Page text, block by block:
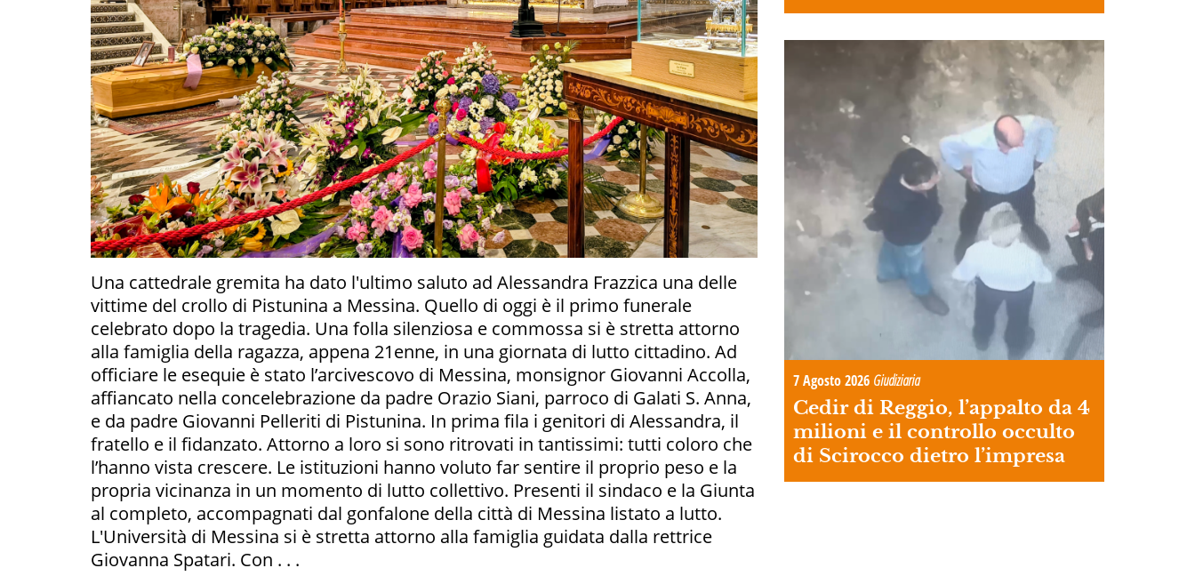
Una cattedrale gremita ha dato l'ultimo saluto ad Alessandra Frazzica una delle
vittime del crollo di Pistunina a Messina. Quello di oggi è il primo funerale
celebrato dopo la tragedia. Una folla silenziosa e commossa si è stretta attorno
alla famiglia della ragazza, appena 21enne, in una giornata di lutto cittadino. Ad
officiare le esequie è stato l’arcivescovo di Messina, monsignor Giovanni Accolla,
affiancato nella concelebrazione da padre Orazio Siani, parroco di Galati S. Anna,
e da padre Giovanni Pelleriti di Pistunina. In prima fila i genitori di Alessandra, il
fratello e il fidanzato. Attorno a loro si sono ritrovati in tantissimi: tutti coloro che
l’hanno vista crescere. Le istituzioni hanno voluto far sentire il proprio peso e la
propria vicinanza in un momento di lutto collettivo. Presenti il sindaco e la Giunta
al completo, accompagnati dal gonfalone della città di Messina listato a lutto.
L'Università di Messina si è stretta attorno alla famiglia guidata dalla rettrice
Giovanna Spatari. Con . . .
7 Agosto 2026 Giudiziaria
Cedir di Reggio, l’appalto da 4
milioni e il controllo occulto
di Scirocco dietro l’impresa